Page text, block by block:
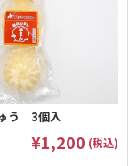
う 3個入
¥1,200 (税込)